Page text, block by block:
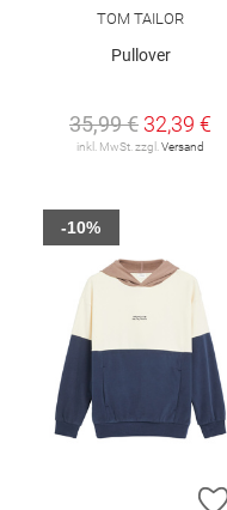
TOM TAILOR
Pullover
35,99 € 32,39 €
inkl. MwSt. zzgl.Versand
-10%